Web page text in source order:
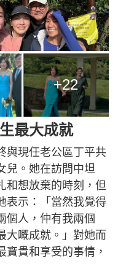
+22
最大成就
與現任老公區丁平共
兒。她在訪問中坦
和想放棄的時刻，但
表示：「當然我覺得
個人，仲有我兩個
大嘅成就。」對她而
寶貴和享受的事情，